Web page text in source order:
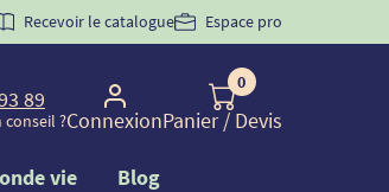
la 1ère commande d'incontinence
Recevoir le catalogue Espace pro
89
conseil ?Connexion
0
Panier/ Devis
vie Blog